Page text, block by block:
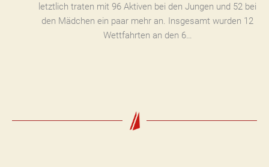
letztlich traten mit 96 Aktiven bei den Jungen und 52 bei
den Mädchen ein paar mehr an. Insgesamt wurden 12
Wettfahrten an den 6…